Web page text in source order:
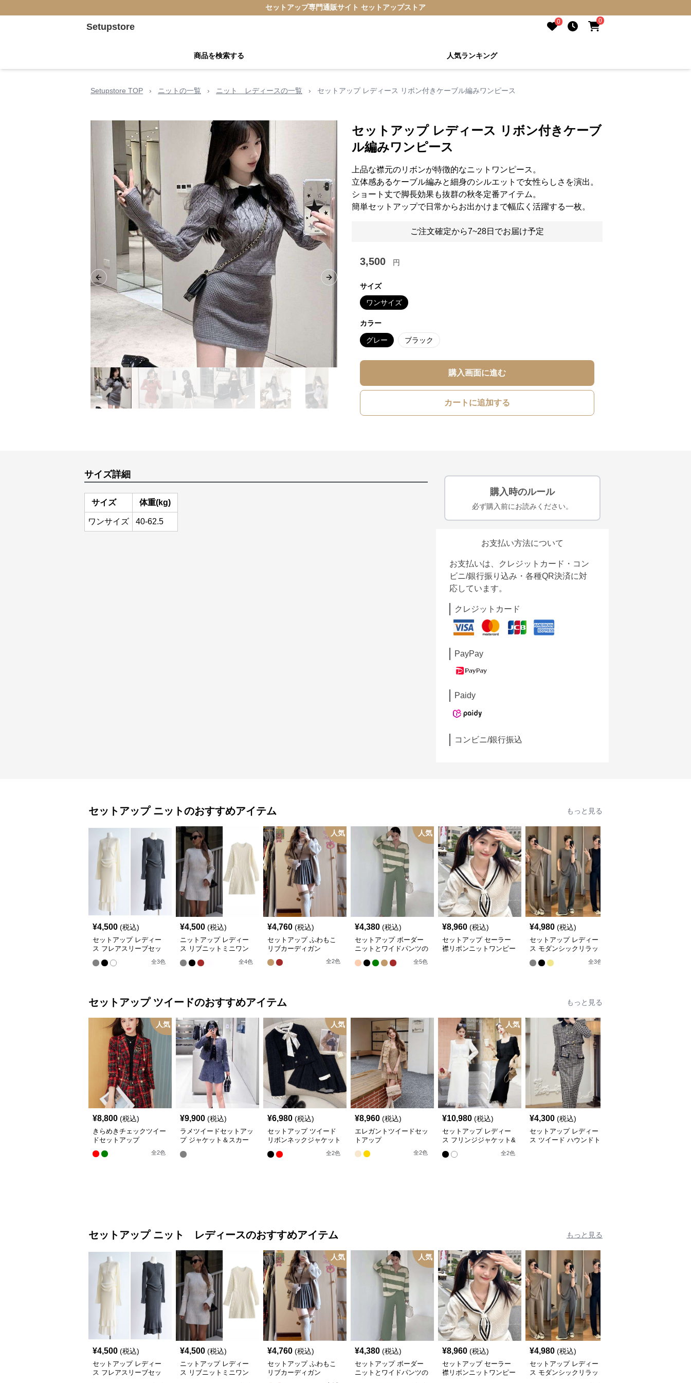
セットアップ専門通販サイト セットアップストア
Setupstore 0 0
商品を検索する 人気ランキング
Setupstore TOP › ニットの一覧 › ニット レディースの一覧 › セットアップ レディース リボン付きケーブル編みワンピース
Previous slide Next slide
セットアップ レディース リボン付きケーブ
ル編みワンピース
上品な襟元のリボンが特徴的なニットワンピース。
立体感あるケーブル編みと細身のシルエットで女性らしさを演出。
ショート丈で脚長効果も抜群の秋冬定番アイテム。
簡単セットアップで日常からお出かけまで幅広く活躍する一枚。
ご注文確定から7~28日でお届け予定
3,500 円
サイズ
ワンサイズ
カラー
グレー ブラック
購入画面に進む
カートに追加する
サイズ詳細
サイズ 体重(kg)
ワンサイズ 40-62.5
購入時のルール
必ず購入前にお読みください。
お支払い方法について
お支払いは、クレジットカード・コン
ビニ/銀行振り込み・各種QR決済に対
応しています。
クレジットカード
PayPay
Paidy
コンビニ/銀行振込
セットアップ ニットのおすすめアイテム もっと見る
¥4,500 (税込)
セットアップ レディー
ス フレアスリーブセッ
全3色
¥4,500 (税込)
ニットアップ レディー
ス リブニットミニワン
全4色
人気
¥4,760 (税込)
セットアップ ふわもこ
リブカーディガン
全2色
人気
¥4,380 (税込)
セットアップ ボーダー
ニットとワイドパンツの
全5色
¥8,960 (税込)
セットアップ セーラー
襟リボンニットワンピー
¥4,980 (税込)
セットアップ レディー
ス モダンシックリラッ
全3色
セットアップ ツイードのおすすめアイテム もっと見る
人気
¥8,800 (税込)
きらめきチェックツイー
ドセットアップ
全2色
¥9,900 (税込)
ラメツイードセットアッ
プ ジャケット＆スカー
人気
¥6,980 (税込)
セットアップ ツイード
リボンネックジャケット
&ショートプリーツスカ
ート
全2色
¥8,960 (税込)
エレガントツイードセッ
トアップ
全2色
人気
¥10,980 (税込)
セットアップ レディー
ス フリンジジャケット&
フリンジロングスカート
ツイードセットアップ
全2色
¥4,300 (税込)
セットアップ レディー
ス ツイード ハウンドト
セットアップ ニット レディースのおすすめアイテム もっと見る
¥4,500 (税込)
セットアップ レディー
ス フレアスリーブセッ
¥4,500 (税込)
ニットアップ レディー
ス リブニットミニワン
人気
¥4,760 (税込)
セットアップ ふわもこ
リブカーディガン
人気
¥4,380 (税込)
セットアップ ボーダー
ニットとワイドパンツの
¥8,960 (税込)
セットアップ セーラー
襟リボンニットワンピー
¥4,980 (税込)
セットアップ レディー
ス モダンシックリラッ